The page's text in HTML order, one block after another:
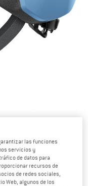
las funciones
servicios y
de datos para
recursos de
de redes sociales,
Web, algunos de los